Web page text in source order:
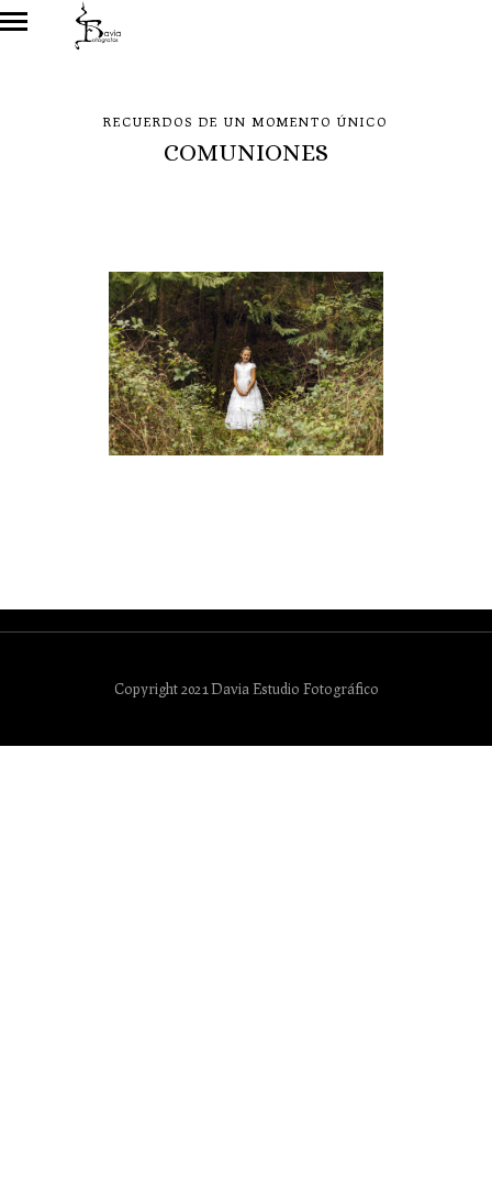
RECUERDOS DE UN MOMENTO ÚNICO
COMUNIONES
Copyright 2021 Davia Estudio Fotográfico